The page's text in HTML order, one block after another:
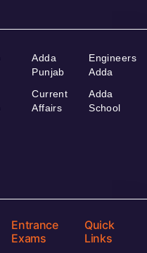
Adda
Punjab
Current
Affairs
Engineers
Adda
Adda
School
Entrance
Exams
Quick
Links